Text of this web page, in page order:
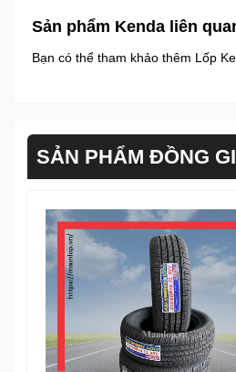
Sản phẩm Kenda liên
Bạn có thể tham khảo thêm Lốp
SẢN PHẨM ĐỒNG